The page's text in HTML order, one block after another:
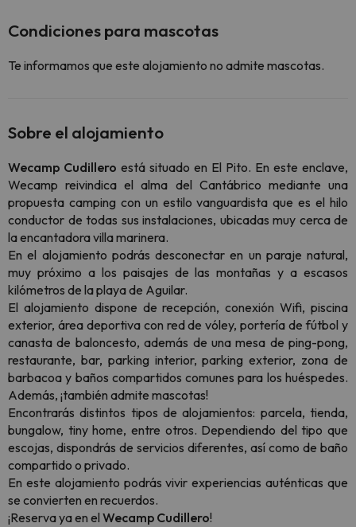
Condiciones para mascotas
Te informamos que este alojamiento no admite mascotas.
Sobre el alojamiento
Wecamp Cudillero está situado en El Pito. En este enclave,
Wecamp reivindica el alma del Cantábrico mediante una
propuesta camping con un estilo vanguardista que es el hilo
conductor de todas sus instalaciones, ubicadas muy cerca de
la encantadora villa marinera.
En el alojamiento podrás desconectar en un paraje natural,
muy próximo a los paisajes de las montañas y a escasos
kilómetros de la playa de Aguilar.
El alojamiento dispone de recepción, conexión Wifi, piscina
exterior, área deportiva con red de vóley, portería de fútbol y
canasta de baloncesto, además de una mesa de ping-pong,
restaurante, bar, parking interior, parking exterior, zona de
barbacoa y baños compartidos comunes para los huéspedes.
Además, ¡también admite mascotas!
Encontrarás distintos tipos de alojamientos: parcela, tienda,
bungalow, tiny home, entre otros. Dependiendo del tipo que
escojas, dispondrás de servicios diferentes, así como de baño
compartido o privado.
En este alojamiento podrás vivir experiencias auténticas que
se convierten en recuerdos.
¡Reserva ya en el Wecamp Cudillero!